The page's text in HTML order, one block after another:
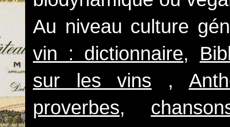
Au niveau culture
vin : dictionnaire,
sur les vins ,
proverbes,